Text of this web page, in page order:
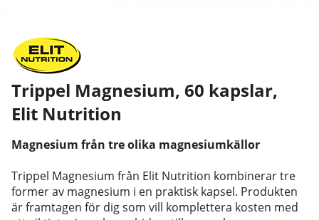
Trippel Magnesium, 60 kapslar,
Elit Nutrition
Magnesium från tre olika magnesiumkällor
Trippel Magnesium från Elit Nutrition kombinerar tre
former av magnesium i en praktisk kapsel. Produkten
är framtagen för dig som vill komplettera kosten med